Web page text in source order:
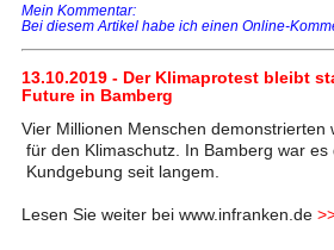
Mein Kommentar:
Bei diesem Artikel habe ich einen Online-
13.10.2019 - Der Klimaprotest bleibt
Future in Bamberg
Vier Millionen Menschen demonstrierten
für den Klimaschutz. In Bamberg war
Kundgebung seit langem.
Lesen Sie weiter bei www.infranken.de